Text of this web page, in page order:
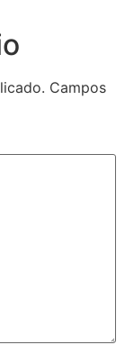
Campos